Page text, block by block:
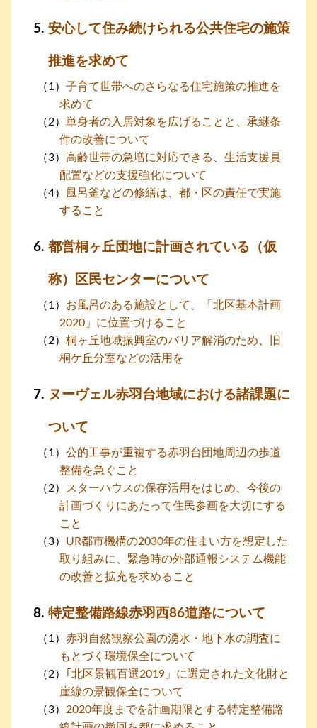
安心して住み続けられる公共住宅の施策
推進を求めて
子育て世帯へのさらなる住宅施策の推進を
求めて
単身者の入居対象を広げることと、承継条
件の改善について
高齢世帯の急増に対応できる、生活支援員
配置などの支援強化について
風呂釜などの修繕は、都・区の責任で実施
すること
都営桐ヶ丘団地に計画されている（仮
称）区民センターについて
お風呂のある施設として、「北区基本計画
2020」に位置づけること
桐ヶ丘地域振興室のバリア解消のため、旧
桐ケ丘分室などの活用を
ヌーヴェル赤羽台地域における諸課題に
ついて
公的工事が重複する赤羽台団地周辺の歩道
整備を急ぐこと
スターハウスの保存活用をはじめ、今後の
計画づくりにあたって住民参画を大切にする
こと
UR都市機構の2030年の住まい方を想定した
取り組みに、緊急時の外部通報システム機能
の改善と拡充を求めること
特定整備路線赤羽西86道路について
赤羽自然観察公園の湧水・地下水の調査に
もとづく環境保全について
｢北区景観百選2019」に選定された文化財と
崖線の景観保全について
2020年度までを計画期限とする特定整備路